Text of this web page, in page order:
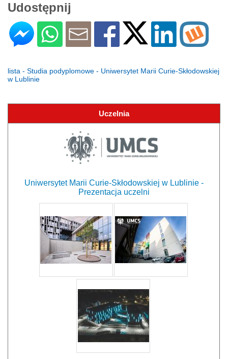
Udostępnij
lista - Studia podyplomowe - Uniwersytet Marii Curie-Skłodowskiej
w Lublinie
Uczelnia
Uniwersytet Marii Curie-Skłodowskiej w Lublinie -
Prezentacja uczelni